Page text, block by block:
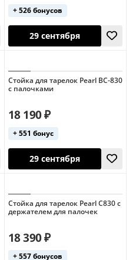
+ 526 бонусов
29 сентября
Стойка для тарелок Pearl BC-830
с палочками
18 190 ₽
+ 551 бонус
Стойка для тарелок Pearl C830 с
держателем для палочек
18 390 ₽
+ 557 бонусов